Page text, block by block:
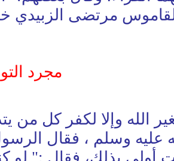
مرتضى الزبيدي
مجرد
الله وإلا لكفر كل
عليه وسلم ، فقال